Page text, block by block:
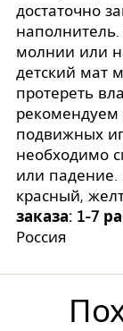
достаточно
молнии или
детский мат
протереть
рекомендуем
подвижных
необходимо
или
красный,
заказа: 1-7
Россия